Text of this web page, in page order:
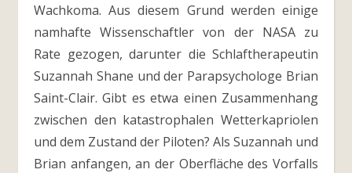
Wachkoma. Aus diesem Grund werden einige
namhafte Wissenschaftler von der NASA zu
Rate gezogen, darunter die Schlaftherapeutin
Suzannah Shane und der Parapsychologe Brian
Saint-Clair. Gibt es etwa einen Zusammenhang
zwischen den katastrophalen Wetterkapriolen
und dem Zustand der Piloten? Als Suzannah und
Brian anfangen, an der Oberfläche des Vorfalls